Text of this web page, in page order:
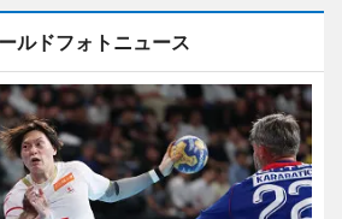
ルドフォトニュース